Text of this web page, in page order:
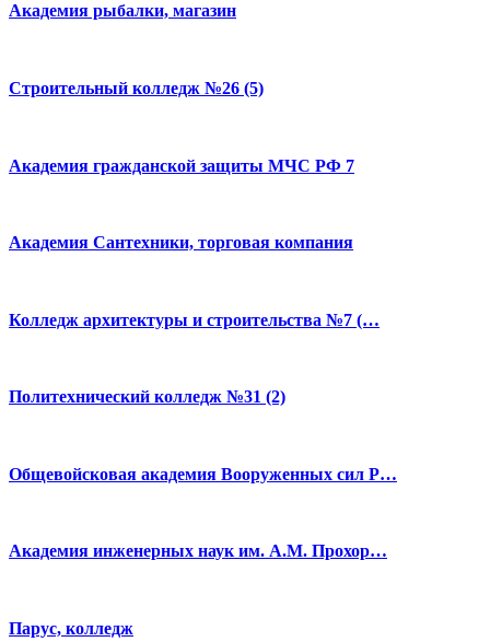
Академия рыбалки, магазин
Строительный колледж №26 (5)
Академия гражданской защиты МЧС РФ 7
Академия Сантехники, торговая компания
Колледж архитектуры и строительства №7 (…
Политехнический колледж №31 (2)
Общевойсковая академия Вооруженных сил Р…
Академия инженерных наук им. А.М. Прохор…
Парус, колледж